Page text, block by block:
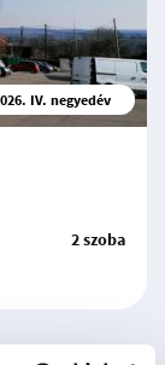
IV. negyedév
2 szoba